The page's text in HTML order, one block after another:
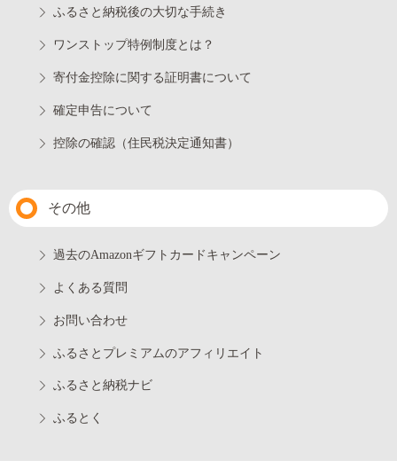
ふるさと納税後の大切な手続き
ワンストップ特例制度とは？
寄付金控除に関する証明書について
確定申告について
控除の確認（住民税決定通知書）
その他
過去のAmazonギフトカードキャンペーン
よくある質問
お問い合わせ
ふるさとプレミアムのアフィリエイト
ふるさと納税ナビ
ふるとく